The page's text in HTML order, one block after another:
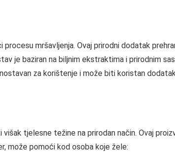
mršavljenja. Ovaj prirodni dodatak
je baziran na biljnim ekstraktima i prirodnim
za korištenje i može biti koristan
tjelesne težine na prirodan način. Ovaj
može pomoći kod osoba koje žele: